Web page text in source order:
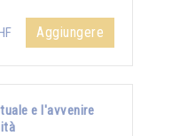
Aggiungere
e l'avvenire